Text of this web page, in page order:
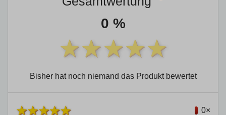
0 %
Bisher hat noch niemand das Produkt bewertet
0×